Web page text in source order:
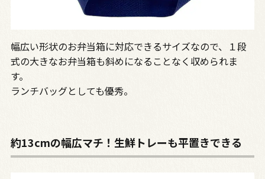
幅広い形状のお弁当箱に対応できるサイズなので、１段
式の大きなお弁当箱も斜めになることなく収められま
す。
ランチバッグとしても優秀。
約13cmの幅広マチ！生鮮トレーも平置きできる